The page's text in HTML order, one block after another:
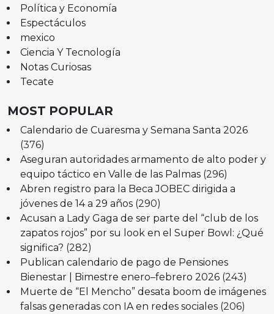
Política y Economía
Espectáculos
mexico
Ciencia Y Tecnología
Notas Curiosas
Tecate
MOST POPULAR
Calendario de Cuaresma y Semana Santa 2026
(376)
Aseguran autoridades armamento de alto poder y
equipo táctico en Valle de las Palmas (296)
Abren registro para la Beca JOBEC dirigida a
jóvenes de 14 a 29 años (290)
Acusan a Lady Gaga de ser parte del “club de los
zapatos rojos” por su look en el Super Bowl: ¿Qué
significa? (282)
Publican calendario de pago de Pensiones
Bienestar | Bimestre enero–febrero 2026 (243)
Muerte de “El Mencho” desata boom de imágenes
falsas generadas con IA en redes sociales (206)